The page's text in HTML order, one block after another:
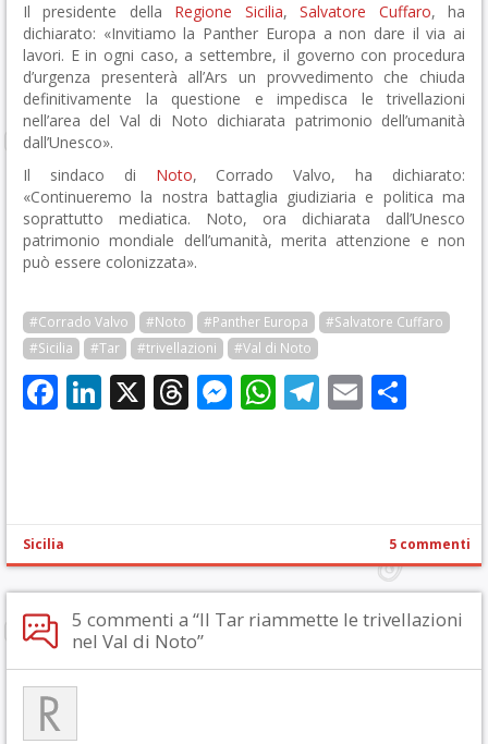
Il presidente della Regione Sicilia,Salvatore Cuffaro, ha
dichiarato: «Invitiamo la Panther Europa a non dare il via ai
lavori. E in ogni caso, a settembre, il governo con procedura
d’urgenza presenterà all’Ars un provvedimento che chiuda
definitivamente la questione e impedisca le trivellazioni
nell’area del Val di Noto dichiarata patrimonio dell’umanità
dall’Unesco».
Il sindaco di Noto, Corrado Valvo, ha dichiarato:
«Continueremo la nostra battaglia giudiziaria e politica ma
soprattutto mediatica. Noto, ora dichiarata dall’Unesco
patrimonio mondiale dell’umanità, merita attenzione e non
può essere colonizzata».
#Corrado Valvo #Noto #Panther Europa
#Salvatore Cuffaro
#Sicilia
#Tar #trivellazioni #Val di Noto
Facebook
LinkedIn
X Threads
Messenger
WhatsApp
Telegram
Email
Sicilia 5 commenti
5 commenti a “Il Tar riammette le trivellazioni
nel Val di Noto”